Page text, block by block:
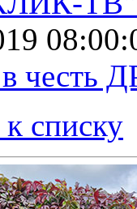
честь
списку